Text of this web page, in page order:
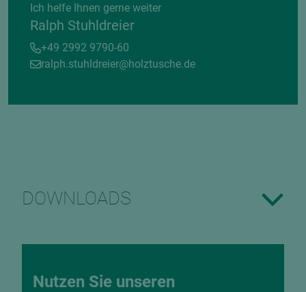
Ich helfe Ihnen gerne weiter
Ralph Stuhldreier
+49 2992 9790-60
ralph.stuhldreier@holztusche.de
DOWNLOADS
Nutzen Sie unseren